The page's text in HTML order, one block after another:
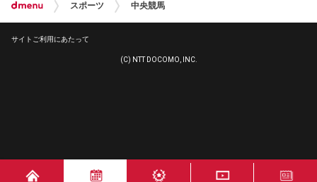
スポーツ 中央競馬
サイトご利用にあたって
(C) NTT DOCOMO, INC.